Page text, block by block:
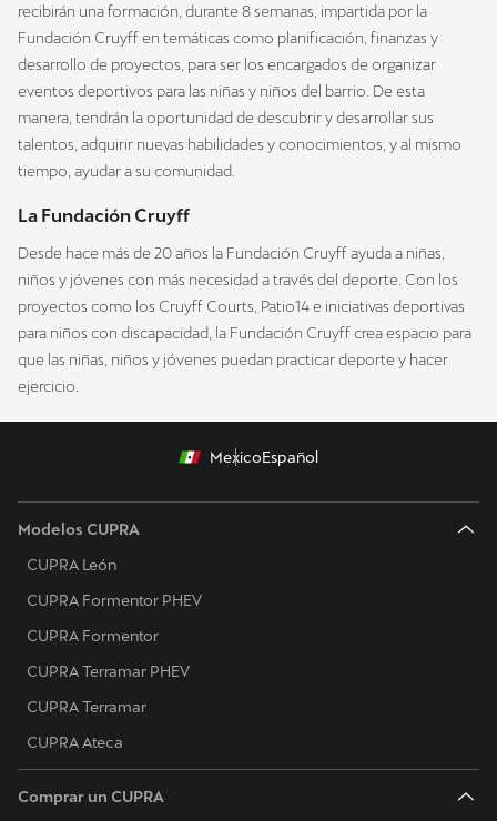
recibirán una formación, durante 8 semanas, impartida por la
Fundación Cruyff en temáticas como planificación, finanzas y
desarrollo de proyectos, para ser los encargados de organizar
eventos deportivos para las niñas y niños del barrio. De esta
manera, tendrán la oportunidad de descubrir y desarrollar sus
talentos, adquirir nuevas habilidades y conocimientos, y al mismo
tiempo, ayudar a su comunidad.
La Fundación Cruyff
Desde hace más de 20 años la Fundación Cruyff ayuda a niñas,
niños y jóvenes con más necesidad a través del deporte. Con los
proyectos como los Cruyff Courts, Patio14 e iniciativas deportivas
para niños con discapacidad, la Fundación Cruyff crea espacio para
que las niñas, niños y jóvenes puedan practicar deporte y hacer
ejercicio.
MexicoEspañol
Modelos CUPRA
CUPRA León
CUPRA Formentor PHEV
CUPRA Formentor
CUPRA Terramar PHEV
CUPRA Terramar
CUPRA Ateca
Comprar un CUPRA